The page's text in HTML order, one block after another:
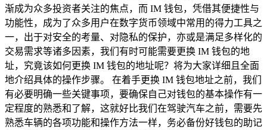
渐成为众多投资者关注的焦点，而 IM 钱包，凭借其便捷性与
功能性，成为了众多用户在数字货币领域中常用的得力工具之
一，出于对安全的考量、对隐私的保护，亦或是满足多样化的
交易需求等诸多因素，我们有时可能需要更换 IM 钱包的地
址，究竟该如何更换 IM 钱包的地址呢？将为大家详细且全面
地介绍具体的操作步骤。 在着手更换 IM 钱包地址之前，我们
有必要明确一些关键事项，要确保自己对钱包的基本操作有一
定程度的熟悉和了解，这就好比我们在驾驶汽车之前，需要先
熟悉车辆的各项功能和操作方法一样，务必备份好钱包的助记